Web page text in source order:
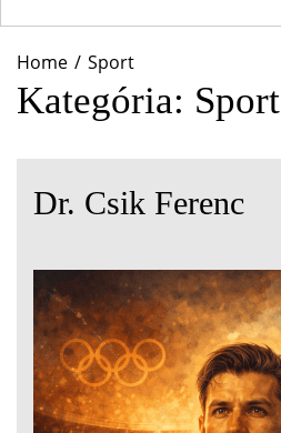
Home Sport
Kategória: Sport
Dr. Csik Ferenc